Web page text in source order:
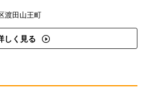
渡田山王町
しく見る